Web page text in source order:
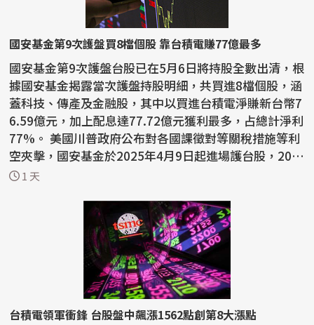
國安基金第9次護盤買8檔個股 靠台積電賺77億最多
國安基金第9次護盤台股已在5月6日將持股全數出清，根
據國安基金揭露當次護盤持股明細，共買進8檔個股，涵
蓋科技、傳產及金融股，其中以買進台積電淨賺新台幣7
6.59億元，加上配息達77.72億元獲利最多，占總計淨利
77%。 美國川普政府公布對各國課徵對等關稅措施等利
空夾擊，國安基金於2025年4月9日起進場護台股，202
6...1 天
台積電領軍衝鋒 台股盤中飆漲1562點創第8大漲點